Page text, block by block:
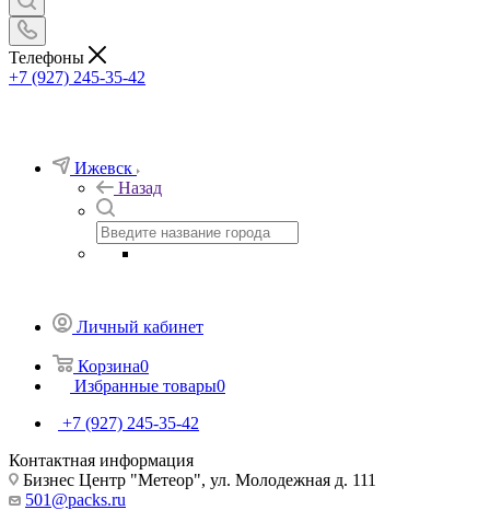
Телефоны
+7 (927) 245-35-42
Ижевск
Назад
Личный кабинет
Корзина0
Избранные товары0
+7 (927) 245-35-42
Контактная информация
Бизнес Центр "Метеор", ул. Молодежная д. 111
501@packs.ru